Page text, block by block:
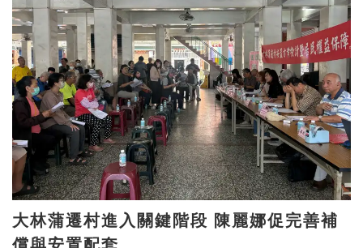
大林蒲遷村進入關鍵階段 陳麗娜促完善補